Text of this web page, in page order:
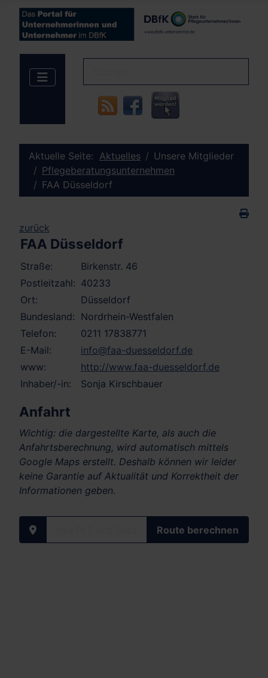
Aktuelle Seite: Aktuelles
Unsere Mitglieder
Pflegeberatungsunternehmen
FAA Düsseldorf
zurück
FAA Düsseldorf
Straße:
Birkenstr. 46
Postleitzahl: 40233
Ort:
Düsseldorf
Bundesland: Nordrhein-Westfalen
Telefon:
0211 17838771
E-Mail:
info@faa-duesseldorf.de
www:
http://www.faa-duesseldorf.de
Inhaber/-in:
Sonja Kirschbauer
Anfahrt
Wichtig: die dargestellte Karte, als auch die
Anfahrtsberechnung, wird automatisch mittels
Google Maps erstellt. Deshalb können wir leider
keine Garantie auf Aktualität und Korrektheit der
Informationen geben.
Ihre PLZ und Stadt